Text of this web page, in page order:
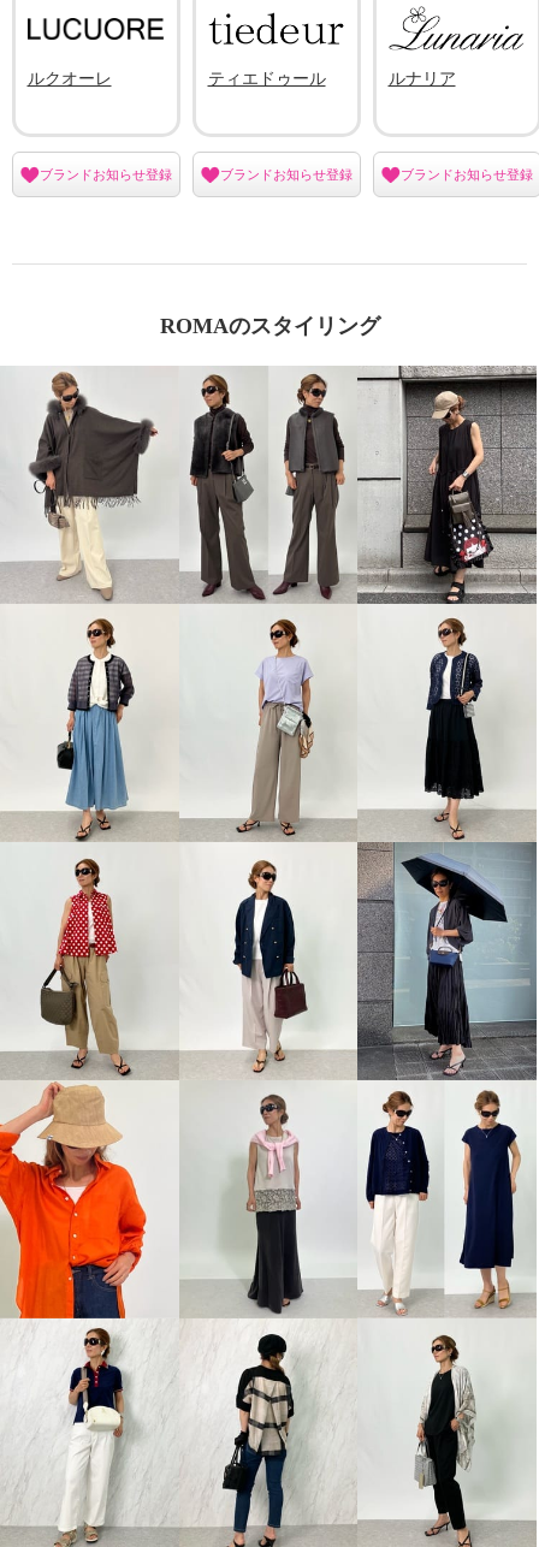
ルクオーレ
ブランドお知らせ登録
ティエドゥール
ブランドお知らせ登録
ルナリア
ブランドお知らせ登録
ROMAのスタイリング